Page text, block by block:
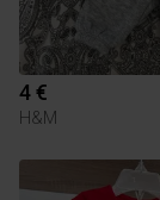
4 €
H&M